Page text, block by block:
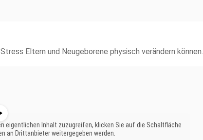
Eltern und Neugeborene physisch verändern können.
eigentlichen Inhalt zuzugreifen, klicken Sie auf die Schaltfläche
an Drittanbieter weitergegeben werden.